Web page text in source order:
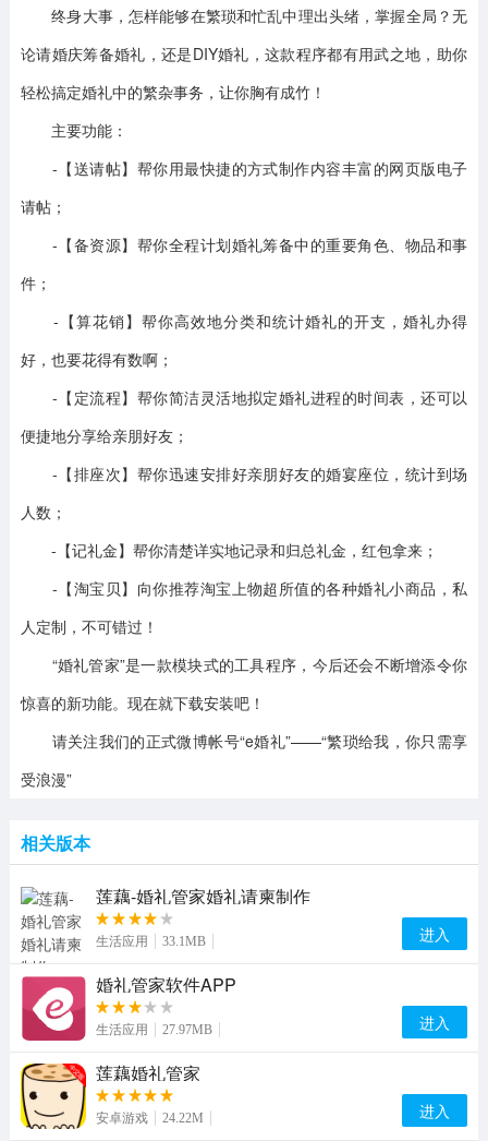
终身大事，怎样能够在繁琐和忙乱中理出头绪，掌握全局？无
论请婚庆筹备婚礼，还是DIY婚礼，这款程序都有用武之地，助你
轻松搞定婚礼中的繁杂事务，让你胸有成竹！
主要功能：
-【送请帖】帮你用最快捷的方式制作内容丰富的网页版电子
请帖；
-【备资源】帮你全程计划婚礼筹备中的重要角色、物品和事
件；
-【算花销】帮你高效地分类和统计婚礼的开支，婚礼办得
好，也要花得有数啊；
-【定流程】帮你简洁灵活地拟定婚礼进程的时间表，还可以
便捷地分享给亲朋好友；
-【排座次】帮你迅速安排好亲朋好友的婚宴座位，统计到场
人数；
-【记礼金】帮你清楚详实地记录和归总礼金，红包拿来；
-【淘宝贝】向你推荐淘宝上物超所值的各种婚礼小商品，私
人定制，不可错过！
“婚礼管家”是一款模块式的工具程序，今后还会不断增添令你
惊喜的新功能。现在就下载安装吧！
请关注我们的正式微博帐号“e婚礼”——“繁琐给我，你只需享
受浪漫”
相关版本
莲藕-婚礼管家婚礼请柬制作
生活应用 33.1MB 进入
婚礼管家软件APP
生活应用 27.97MB 进入
莲藕婚礼管家
安卓游戏 24.22M 进入